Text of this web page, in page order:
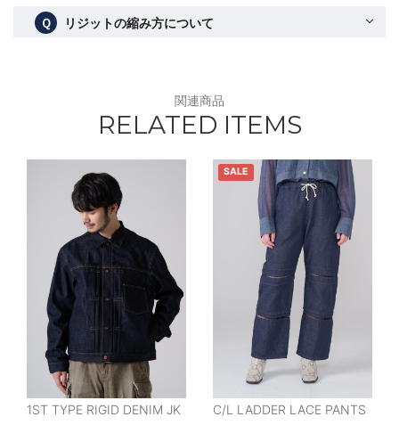
Ｑ リジットの縮み方について
関連商品
RELATED ITEMS
1ST TYPE RIGID DENIM JK
SALE
C/L LADDER LACE PANTS